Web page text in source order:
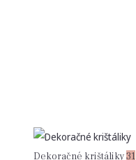
Dekoračné krištáliky31